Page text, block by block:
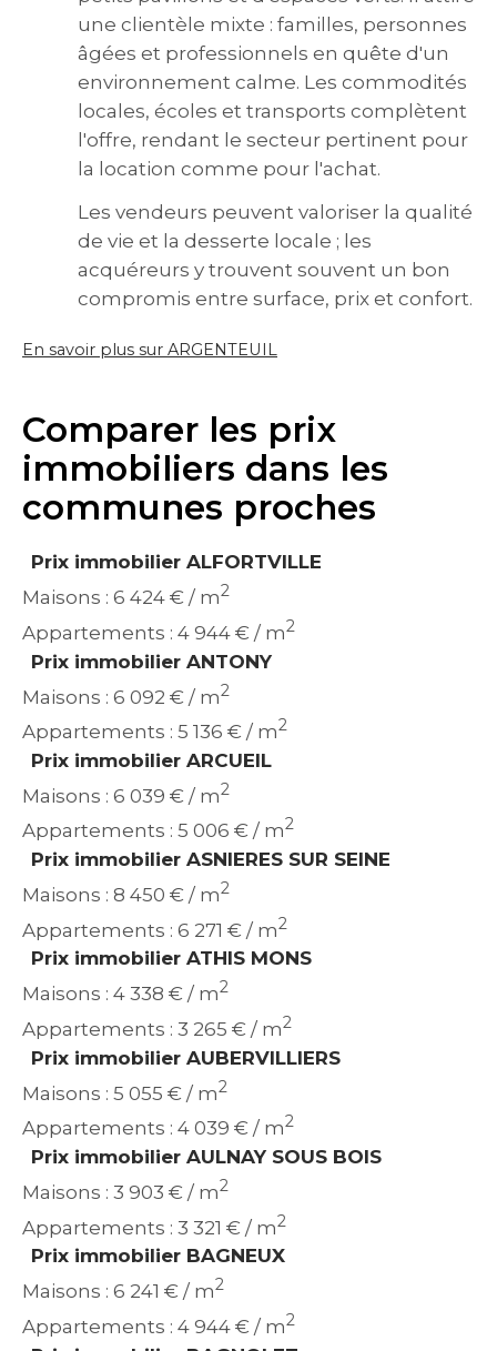
une clientèle mixte : familles, personnes
âgées et professionnels en quête d'un
environnement calme. Les commodités
locales, écoles et transports complètent
l'offre, rendant le secteur pertinent pour
la location comme pour l'achat.
Les vendeurs peuvent valoriser la qualité
de vie et la desserte locale ; les
acquéreurs y trouvent souvent un bon
compromis entre surface, prix et confort.
En savoir plus sur ARGENTEUIL
Comparer les prix
immobiliers dans les
communes proches
Prix immobilier ALFORTVILLE
Maisons : 6 424 € / m2
Appartements : 4 944 € / m2
Prix immobilier ANTONY
Maisons : 6 092 € / m2
Appartements : 5 136 € / m2
Prix immobilier ARCUEIL
Maisons : 6 039 € / m2
Appartements : 5 006 € / m2
Prix immobilier ASNIERES SUR SEINE
Maisons : 8 450 € / m2
Appartements : 6 271 € / m2
Prix immobilier ATHIS MONS
Maisons : 4 338 € / m2
Appartements : 3 265 € / m2
Prix immobilier AUBERVILLIERS
Maisons : 5 055 € / m2
Appartements : 4 039 € / m2
Prix immobilier AULNAY SOUS BOIS
Maisons : 3 903 € / m2
Appartements : 3 321 € / m2
Prix immobilier BAGNEUX
Maisons : 6 241 € / m2
Appartements : 4 944 € / m2